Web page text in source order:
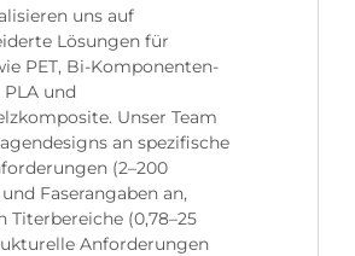
uns auf
Lösungen für
PET, Bi-Komponenten-
und
Unser Team
an spezifische
(2–200
Faserangaben an,
Titerbereiche (0,78–25
Anforderungen